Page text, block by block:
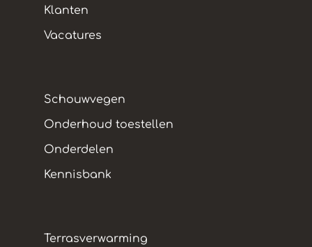
Klanten
Vacatures
Schouwvegen
Onderhoud toestellen
Onderdelen
Kennisbank
Terrasverwarming